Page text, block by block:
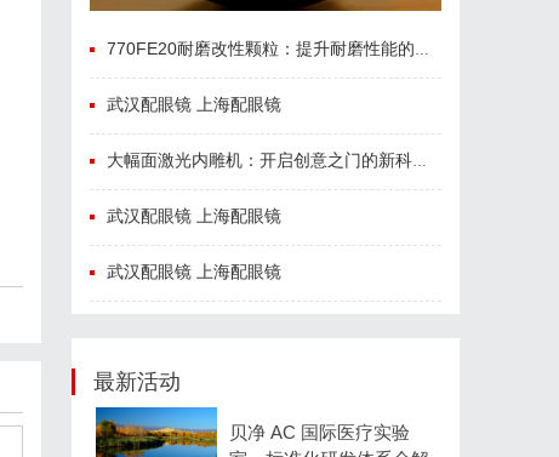
770FE20耐磨改性颗粒：提升耐磨性能的革命性材料
武汉配眼镜 上海配眼镜
大幅面激光内雕机：开启创意之门的新科技利器
武汉配眼镜 上海配眼镜
武汉配眼镜 上海配眼镜
最新活动
贝净 AC 国际医疗实验